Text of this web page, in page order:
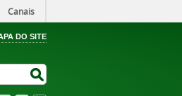
Canais
DO SITE